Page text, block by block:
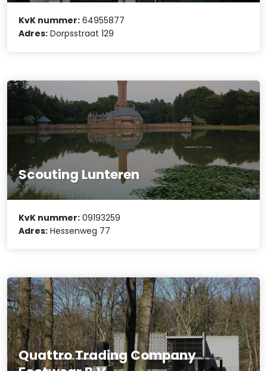
KvK nummer: 64955877
Adres: Dorpsstraat 129
Scouting Lunteren
KvK nummer: 09193259
Adres: Hessenweg 77
Quattro Trading Company